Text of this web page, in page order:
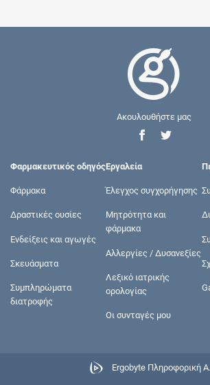
Ακουλουθήστε μας
Φαρμακευτικός οδηγός
Φάρμακα
Δραστικές ουσίες
Ενδείξεις και αγωγές
Σκευάσματα
Συμπληρώματα
διατροφής
Εργαλεία
Έλεγχος συγχορήγησης
Μητρότητα και
φάρμακα
Αλλεργίες / Δυσανεξίες
Λεξικό ιατρικής
ορολογίας
Οι συνταγές μου
Ergobyte Πληροφορική